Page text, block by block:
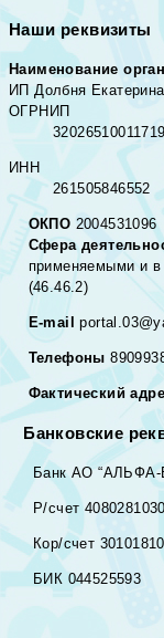
Наши реквизиты
Наименование
ИП Долбня
ОГРНИП
ИНН
261505846552
ОКПО 2004531096
Сфера
применяемыми и в
(46.46.2)
E-mail
Телефоны
Фактический
Банковские
Банк АО “АЛЬФА-
Р/счет
Кор/счет
БИК 044525593